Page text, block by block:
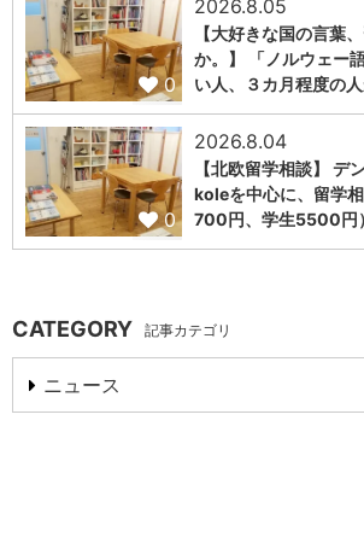
0
2026.8.05
【大好きな国の言葉
か。】 「ノルウェー
い人、３カ月程度の
0
2026.8.04
【北欧留学相談】
koleを中心に、留学
700円、学生5500円
CATEGORY 記事カテゴリ
ニュース